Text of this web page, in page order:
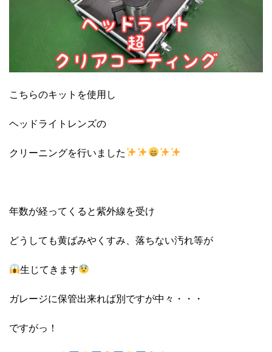
こちらのキットを使用し
ヘッドライトレンズの
クリーニングを行いました
年数が経ってくると紫外線を受け
どうしても黄ばみやくすみ、落ちない汚れ等が
生じてきます
ガレージに保管出来れば別ですが中々・・・
ですがっ！